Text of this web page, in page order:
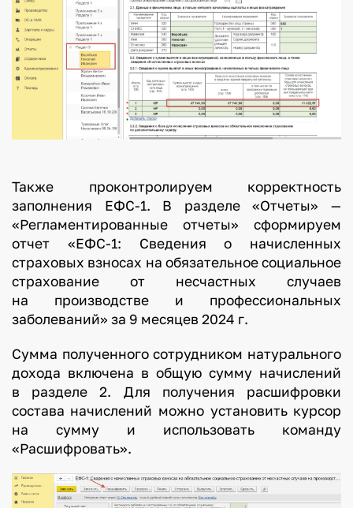
Также проконтролируем корректность
заполнения ЕФС-1. В разделе «Отчеты» —
«Регламентированные отчеты» сформируем
отчет «ЕФС-1: Сведения о начисленных
страховых взносах на обязательное социальное
страхование от несчастных случаев
на производстве и профессиональных
заболеваний» за 9 месяцев 2024 г.
Сумма полученного сотрудником натурального
дохода включена в общую сумму начислений
в разделе 2. Для получения расшифровки
состава начислений можно установить курсор
на сумму и использовать команду
«Расшифровать».